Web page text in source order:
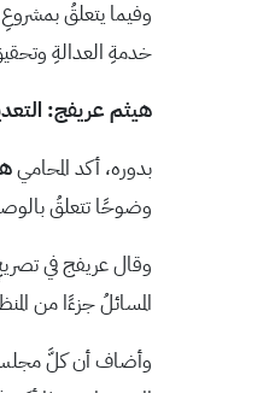
خدمةِ العدالةِ
هيثم عريفج:
بدوره، أكد المحامي
وضوحًا تتعلقُ
وقال عريفج في
المسائلُ جزءًا من
وأضاف أن كلَّ مجلسٍ